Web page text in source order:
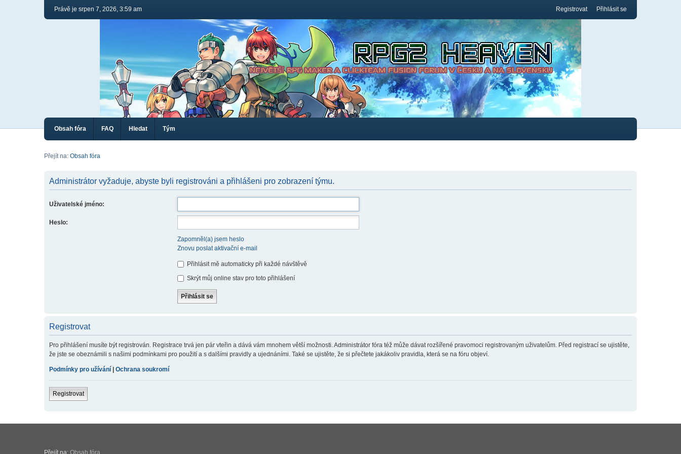
Právě je srpen 7, 2026, 3:59 am Registrovat Přihlásit se
Obsah fóra FAQ Hledat Tým
Přejít na: Obsah fóra
Administrátor vyžaduje, abyste byli registrováni a přihlášeni pro zobrazení týmu.
Uživatelské jméno:
Heslo:
Zapomněl(a) jsem heslo
Znovu poslat aktivační e-mail
Přihlásit mě automaticky při každé návštěvě
Skrýt můj online stav pro toto přihlášení
Registrovat
Pro přihlášení musíte být registrován. Registrace trvá jen pár vteřin a dává vám mnohem větší možnosti. Administrátor fóra též může dávat rozšířené pravomoci registrovaným uživatelům. Před registrací se ujistěte,
že jste se obeznámili s našimi podmínkami pro použití a s dalšími pravidly a ujednáními. Také se ujistěte, že si přečtete jakákoliv pravidla, která se na fóru objeví.
Podmínky pro užívání Ochrana soukromí
Registrovat
Přejít na: Obsah fóra